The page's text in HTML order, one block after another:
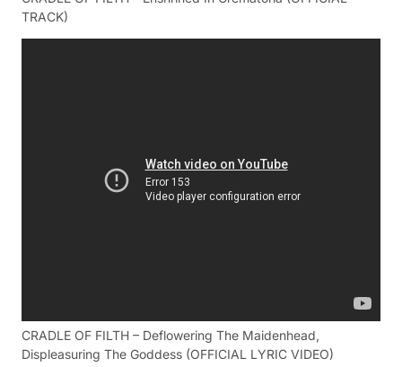
TRACK)
CRADLE OF FILTH – Deflowering The Maidenhead,
Displeasuring The Goddess (OFFICIAL LYRIC VIDEO)